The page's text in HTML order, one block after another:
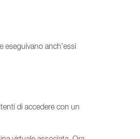
eseguivano anch’essi
di accedere con un